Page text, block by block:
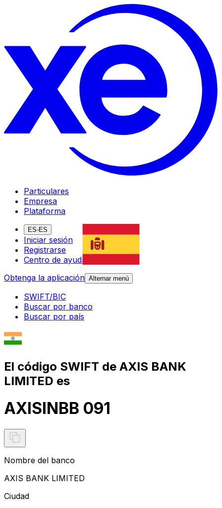
Particulares
Empresa
Plataforma
ES-ES
Iniciar sesión
Registrarse
Centro de ayuda
Obtenga la aplicación Alternar menú
SWIFT/BIC
Buscar por banco
Buscar por país
El código SWIFT de AXIS BANK
LIMITED es
AXISINBB 091
Nombre del banco
AXIS BANK LIMITED
Ciudad